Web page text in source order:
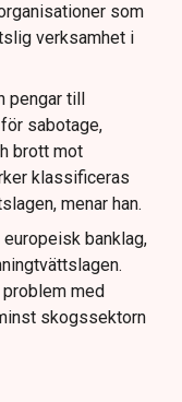
som
verksamhet i
pengar till
sabotage,
brott mot
klassificeras
menar han.
banklag,
problem med
skogssektorn